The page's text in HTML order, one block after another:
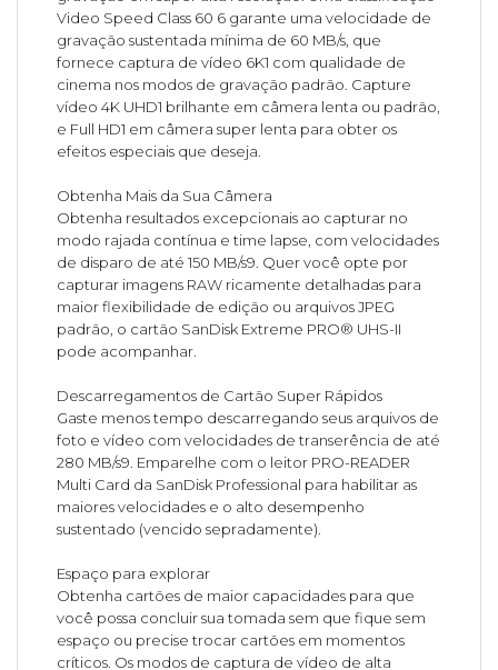
Video Speed Class 60 6 garante uma velocidade de
gravação sustentada mínima de 60 MB/s, que
fornece captura de vídeo 6K1 com qualidade de
cinema nos modos de gravação padrão. Capture
vídeo 4K UHD1 brilhante em câmera lenta ou padrão,
e Full HD1 em câmera super lenta para obter os
efeitos especiais que deseja.
Obtenha Mais da Sua Câmera
Obtenha resultados excepcionais ao capturar no
modo rajada contínua e time lapse, com velocidades
de disparo de até 150 MB/s9. Quer você opte por
capturar imagens RAW ricamente detalhadas para
maior flexibilidade de edição ou arquivos JPEG
padrão, o cartão SanDisk Extreme PRO® UHS-II
pode acompanhar.
Descarregamentos de Cartão Super Rápidos
Gaste menos tempo descarregando seus arquivos de
foto e vídeo com velocidades de transerência de até
280 MB/s9. Emparelhe com o leitor PRO-READER
Multi Card da SanDisk Professional para habilitar as
maiores velocidades e o alto desempenho
sustentado (vencido sepradamente).
Espaço para explorar
Obtenha cartões de maior capacidades para que
você possa concluir sua tomada sem que fique sem
espaço ou precise trocar cartões em momentos
críticos. Os modos de captura de vídeo de alta